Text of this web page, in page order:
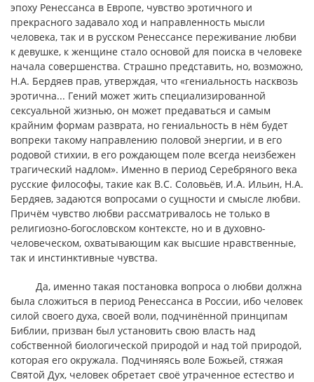
эпоху Ренессанса в Европе, чувство эротичного и
прекрасного задавало ход и направленность мысли
человека, так и в русском Ренессансе переживание любви
к девушке, к женщине стало основой для поиска в человеке
начала совершенства. Страшно представить, но, возможно,
Н.А. Бердяев прав, утверждая, что «гениальность насквозь
эротична... Гений может жить специализированной
сексуальной жизнью, он может предаваться и самым
крайним формам разврата, но гениальность в нём будет
вопреки такому направлению половой энергии, и в его
родовой стихии, в его рождающем поле всегда неизбежен
трагический надлом». Именно в период Серебряного века
русские философы, такие как В.С. Соловьёв, И.А. Ильин, Н.А.
Бердяев, задаются вопросами о сущности и смысле любви.
Причём чувство любви рассматривалось не только в
религиозно-богословском контексте, но и в духовно-
человеческом, охватывающим как высшие нравственные,
так и инстинктивные чувства.
Да, именно такая постановка вопроса о любви должна
была сложиться в период Ренессанса в России, ибо человек
силой своего духа, своей воли, подчинённой принципам
Библии, призван был установить свою власть над
собственной биологической природой и над той природой,
которая его окружала. Подчиняясь воле Божьей, стяжая
Святой Дух, человек обретает своё утраченное естество и